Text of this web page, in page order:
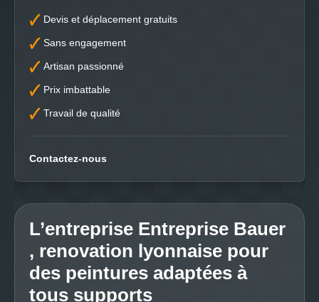
Devis et déplacement gratuits
Sans engagement
Artisan passionné
Prix imbattable
Travail de qualité
Contactez-nous
L’entreprise Entreprise Bauer
, renovation lyonnaise pour
des peintures adaptées à
tous supports